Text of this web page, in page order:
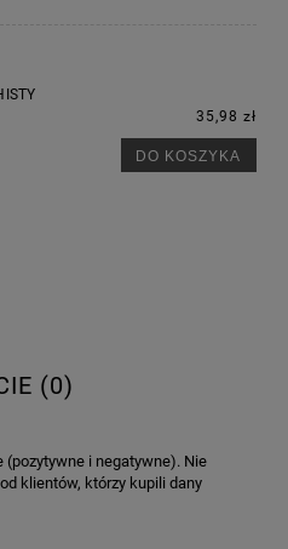
35,98 zł
DO KOSZYKA
(0)
i negatywne). Nie
klientów, którzy kupili dany